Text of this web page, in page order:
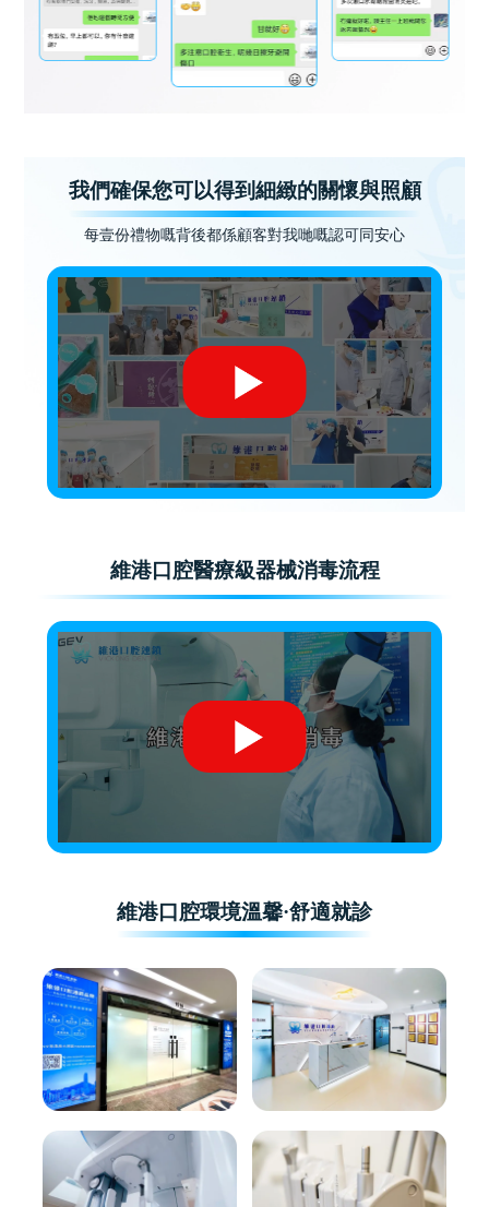
我們確保您可以得到細緻的關懷與照顧
每壹份禮物嘅背後都係顧客對我哋嘅認可同安心
維港口腔醫療級器械消毒流程
維港口腔環境溫馨·舒適就診